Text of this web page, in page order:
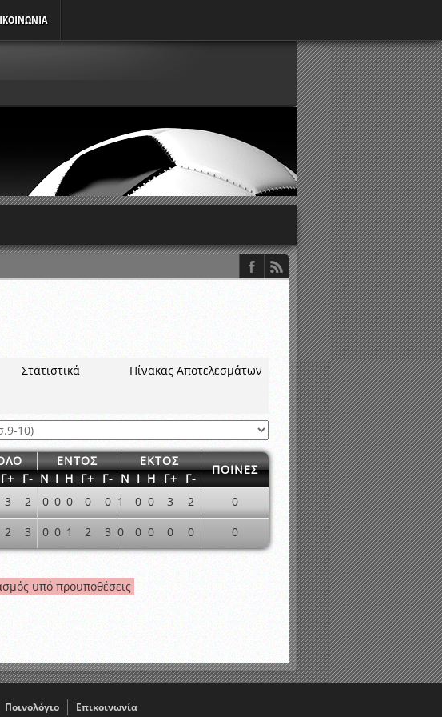
και παρατηρητών ΕΠΣΑ
ΕΠΣΑ αγωνιστικής περιόδου 2015-2016
Στατιστικά Πίνακας Αποτελεσμάτων
ΕΝΤΟΣ ΕΚΤΟΣ
ΠΟΙΝΕΣ
Γ+ Γ- Ν Ι Η Γ+ Γ- Ν Ι Η Γ+ Γ-
3 2 0 0 0 0 0 1 0 0 3 2
0
2 3 0 0 1 2 3 0 0 0 0 0 0
υπό προϋποθέσεις
Ποινολόγιο Επικοινωνία